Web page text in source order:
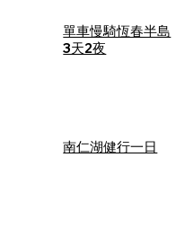
單車慢騎恆春半島
3天2夜
南仁湖健行一日